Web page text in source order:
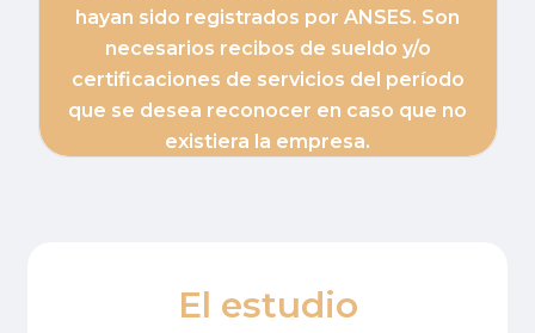
hayan sido registrados por ANSES. Son
necesarios recibos de sueldo y/o
certificaciones de servicios del período
que se desea reconocer en caso que no
existiera la empresa.
El estudio